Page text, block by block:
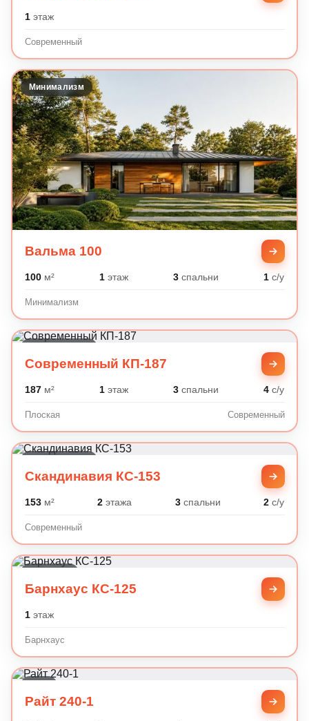
1этаж
Современный
Минимализм
Вальма 100
100м² 1этаж 3 спальни 1 с/у
Минимализм
Современный КП-187
187м² 1этаж 3 спальни 4 с/у
Плоская Современный
Скандинавия КС-153
153м² 2 этажа 3спальни 2 с/у
Современный
Барнхаус КС-125
1этаж
Барнхаус
Райт 240-1